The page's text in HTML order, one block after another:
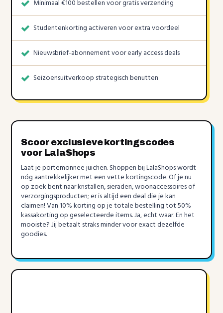
Minimaal €100 bestellen voor gratis verzending
Studentenkorting activeren voor extra voordeel
Nieuwsbrief-abonnement voor early access deals
Seizoensuitverkoop strategisch benutten
Scoor exclusieve kortingscodes
voor LalaShops
Laat je portemonnee juichen. Shoppen bij LalaShops wordt
nóg aantrekkelijker met een vette kortingscode. Of je nu
op zoek bent naar kristallen, sieraden, woonaccessoires of
verzorgingsproducten; er is altijd een deal die je kan
claimen! Van 10% korting op je totale bestelling tot 50%
kassakorting op geselecteerde items. Ja, echt waar. En het
mooiste? Jij betaalt straks minder voor exact dezelfde
goodies.